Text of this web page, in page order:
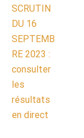
SCRUTIN
DU 16
SEPTEMB
RE 2023 :
consulter
les
résultats
en direct